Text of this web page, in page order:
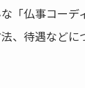
「仏事コーデ
、待遇などに